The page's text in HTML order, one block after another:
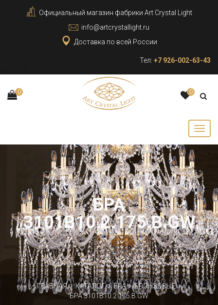
Официальный магазин фабрики Art Crystal Light
info@artcrystallight.ru
Доставка по всей России
Тел: +7 926-002-63-43
0 0
БРА
3101B10.2.175.B.GW
ГЛАВНАЯ КАТАЛОГ БРА
БРОНЗОВЫЕ
БРА 3101B10.2.175.B.GW